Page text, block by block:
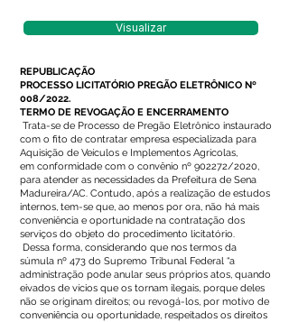
Visualizar
REPUBLICAÇÃO
PROCESSO LICITATÓRIO PREGÃO ELETRÔNICO Nº
008/2022.
TERMO DE REVOGAÇÃO E ENCERRAMENTO
Trata-se de Processo de Pregão Eletrônico instaurado
com o fito de contratar empresa especializada para
Aquisição de Veículos e Implementos Agrícolas,
em conformidade com o convênio nº 902272/2020,
para atender as necessidades da Prefeitura de Sena
Madureira/AC. Contudo, após a realização de estudos
internos, tem-se que, ao menos por ora, não há mais
conveniência e oportunidade na contratação dos
serviços do objeto do procedimento licitatório.
Dessa forma, considerando que nos termos da
súmula nº 473 do Supremo Tribunal Federal “a
administração pode anular seus próprios atos, quando
eivados de vícios que os tornam ilegais, porque deles
não se originam direitos; ou revogá-los, por motivo de
conveniência ou oportunidade, respeitados os direitos